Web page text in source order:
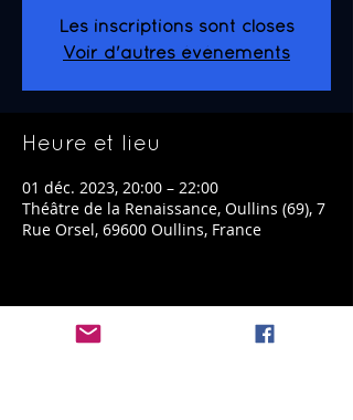
Les inscriptions sont closes
Voir d'autres événements
Heure et lieu
01 déc. 2023, 20:00 – 22:00
Théâtre de la Renaissance, Oullins (69), 7
Rue Orsel, 69600 Oullins, France